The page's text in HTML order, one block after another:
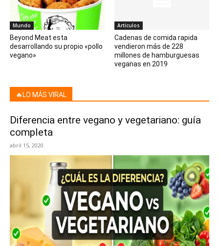
Mundo
Beyond Meat esta
desarrollando su propio «pollo
vegano»
Artículos
Cadenas de comida rapida
vendieron más de 228
millones de hamburguesas
veganas en 2019
🔥LO MÁS VIRAL
Diferencia entre vegano y vegetariano: guía
completa
abril 15, 2020